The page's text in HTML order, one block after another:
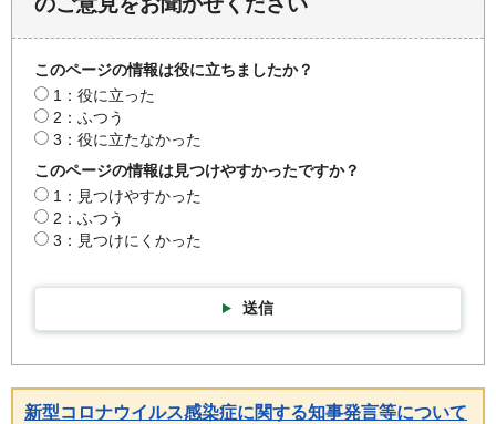
このページの情報は役に立ちましたか？
1：役に立った
2：ふつう
3：役に立たなかった
このページの情報は見つけやすかったですか？
1：見つけやすかった
2：ふつう
3：見つけにくかった
送信
新型コロナウイルス感染症に関する知事発言等について